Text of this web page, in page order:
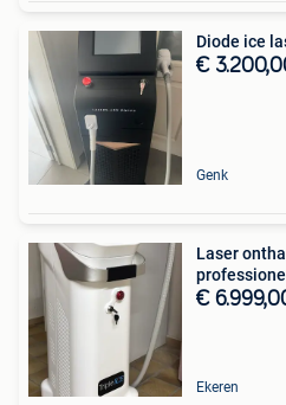
Diode ice
€
Genk
Laser
€
Ekeren